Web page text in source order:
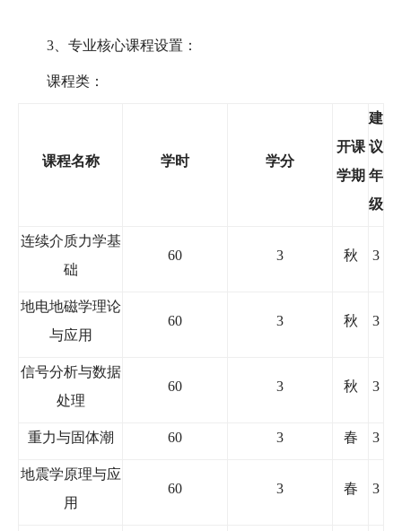
3 、专业核心课程设置：
课程类：
课程名称 学时 学分
开课
学期
建
议
年
级
连续介质力学基
础
60 3 秋 3
地电地磁学理论
与应用
60 3 秋 3
信号分析与数据
处理
60 3 秋 3
重力与固体潮 60 3 春 3
地震学原理与应
用
60 3 春 3